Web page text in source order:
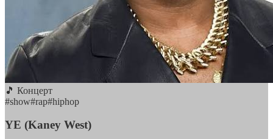
🎵 Концерт
#show#rap#hiphop
YE (Kaney West)